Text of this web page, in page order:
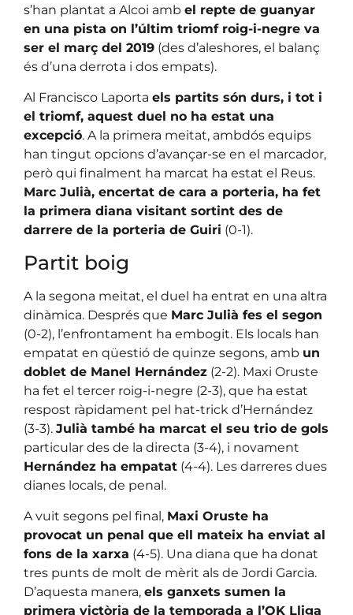
s’han plantat a Alcoi amb el repte de guanyar
en una pista on l’últim triomf roig-i-negre va
ser el març del 2019 (des d’aleshores, el balanç
és d’una derrota i dos empats).
Al Francisco Laporta els partits són durs, i tot i
el triomf, aquest duel no ha estat una
excepció. A la primera meitat, ambdós equips
han tingut opcions d’avançar-se en el marcador,
però qui finalment ha marcat ha estat el Reus.
Marc Julià, encertat de cara a porteria, ha fet
la primera diana visitant sortint des de
darrere de la porteria de Guiri (0-1).
Partit boig
A la segona meitat, el duel ha entrat en una altra
dinàmica. Després que Marc Julià fes el segon
(0-2), l’enfrontament ha embogit. Els locals han
empatat en qüestió de quinze segons, amb un
doblet de Manel Hernández (2-2). Maxi Oruste
ha fet el tercer roig-i-negre (2-3), que ha estat
respost ràpidament pel hat-trick d’Hernández
(3-3). Julià també ha marcat el seu trio de gols
particular des de la directa (3-4), i novament
Hernández ha empatat (4-4). Les darreres dues
dianes locals, de penal.
A vuit segons pel final, Maxi Oruste ha
provocat un penal que ell mateix ha enviat al
fons de la xarxa (4-5). Una diana que ha donat
tres punts de molt de mèrit als de Jordi Garcia.
D’aquesta manera, els ganxets sumen la
primera victòria de la temporada a l’OK Lliga